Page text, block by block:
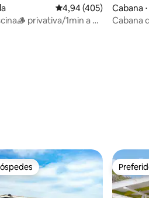
5, 326 avaliações4,94 de uma avaliação
4,94 (405)
Cabana
Cabana